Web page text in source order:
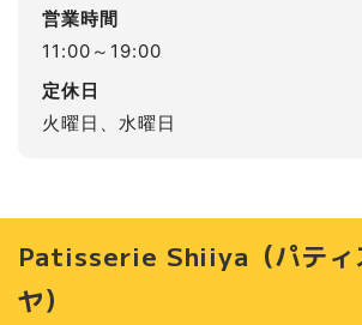
営業時間
11:00～19:00
定休日
火曜日、水曜日
Patisserie Shiiya（パティ
ヤ）